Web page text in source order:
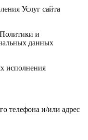
Услуг сайта
Политики и
данных
исполнения
телефона и/или адрес